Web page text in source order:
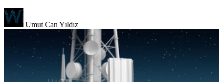
Umut Can Yıldız